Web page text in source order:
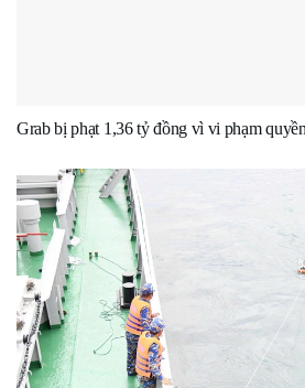
Grab bị phạt 1,36 tỷ đồng vì vi phạm